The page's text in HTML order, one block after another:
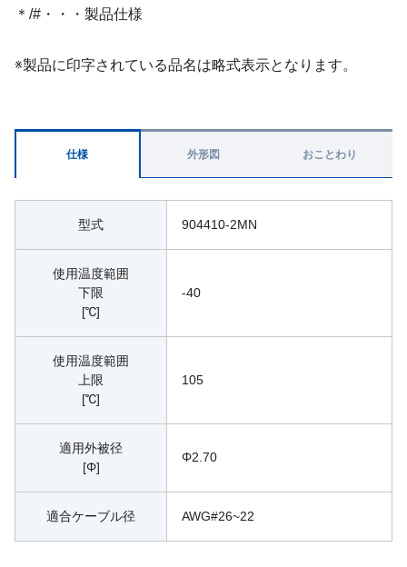
＊/#・・・製品仕様
※製品に印字されている品名は略式表示となります。
仕様
型式 904410-2MN
使用温度範囲
下限
[℃]
-40
使用温度範囲
上限
[℃]
105
適用外被径
[Φ]
Φ2.70
適合ケーブル径 AWG#26~22
外形図 おことわり